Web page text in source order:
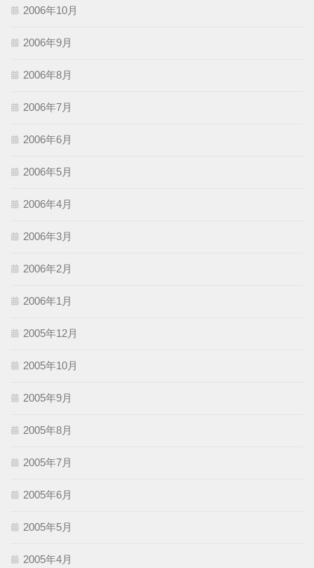
2006年10月
2006年9月
2006年8月
2006年7月
2006年6月
2006年5月
2006年4月
2006年3月
2006年2月
2006年1月
2005年12月
2005年10月
2005年9月
2005年8月
2005年7月
2005年6月
2005年5月
2005年4月